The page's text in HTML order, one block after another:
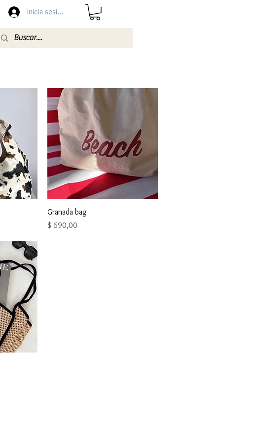
Inicia sesión
Vista rápida
Granada bag
Precio
$ 690,00